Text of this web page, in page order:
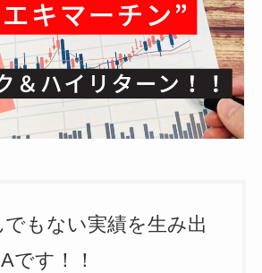
もない実績を生み出
です！！